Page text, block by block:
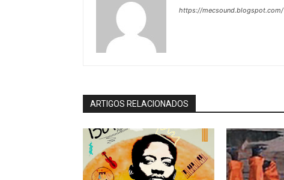
https://mecsound.blogspot.com/
ARTIGOS RELACIONADOS